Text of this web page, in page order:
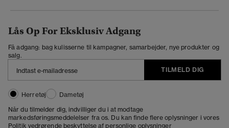
Lås Op For Eksklusiv Adgang
Få adgang: bag kulisserne til kampagner, samarbejder, nye produkter og
salg.
TILMELD DIG
Herretøj
Dametøj
Når du tilmelder dig, indvilliger du i at modtage
markedsføringsmeddelelser fra os. Du kan finde flere oplysninger i vores
Politik vedrørende beskyttelse af personlige oplysninger